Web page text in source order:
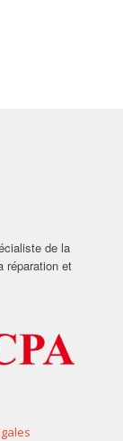
de la
réparation et